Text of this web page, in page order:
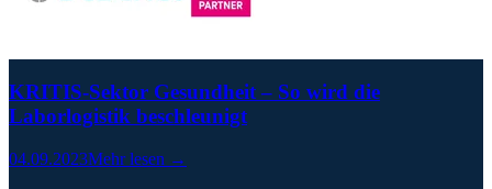
KRITIS-Sektor Gesundheit – So wird die
Laborlogistik beschleunigt
04.09.2023Mehr lesen →